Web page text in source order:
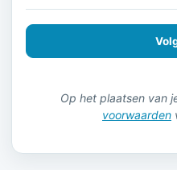
Op het plaatsen van
voorwaarden